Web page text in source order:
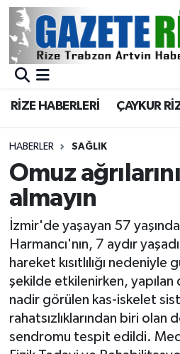
RİZE HABERLERİ ÇAYKUR
HABERLER SAĞLIK
Omuz
almayın
İzmir'de yaşayan 57
Harmancı'nın, 7 aydır
hareket kısıtlılığı nedeniyle
şekilde etkilenirken,
nadir görülen kas-iskelet
rahatsızlıklarından biri olan
sendromu tespit edildi.
BÖLGEMİZ
Asayiş
Rize Jandarma
Bilim Teknoloji
Bölge
Advertising news
Canlı Maç
ÇEVRE
Merkez Nöbetçi
Merkez Trafik Yoğunluk
Süper Lig Puan Durumu
Tüm Manşetler
Son Dakika Haberleri
Haber Arşivi